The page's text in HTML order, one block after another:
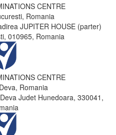
CENTRE
Romania
JUPITER HOUSE (parter)
010965, Romania
CENTRE
Romania
Judet Hunedoara, 330041,